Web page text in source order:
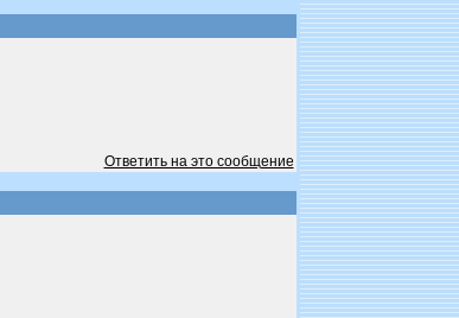
Ответить на это сообщение